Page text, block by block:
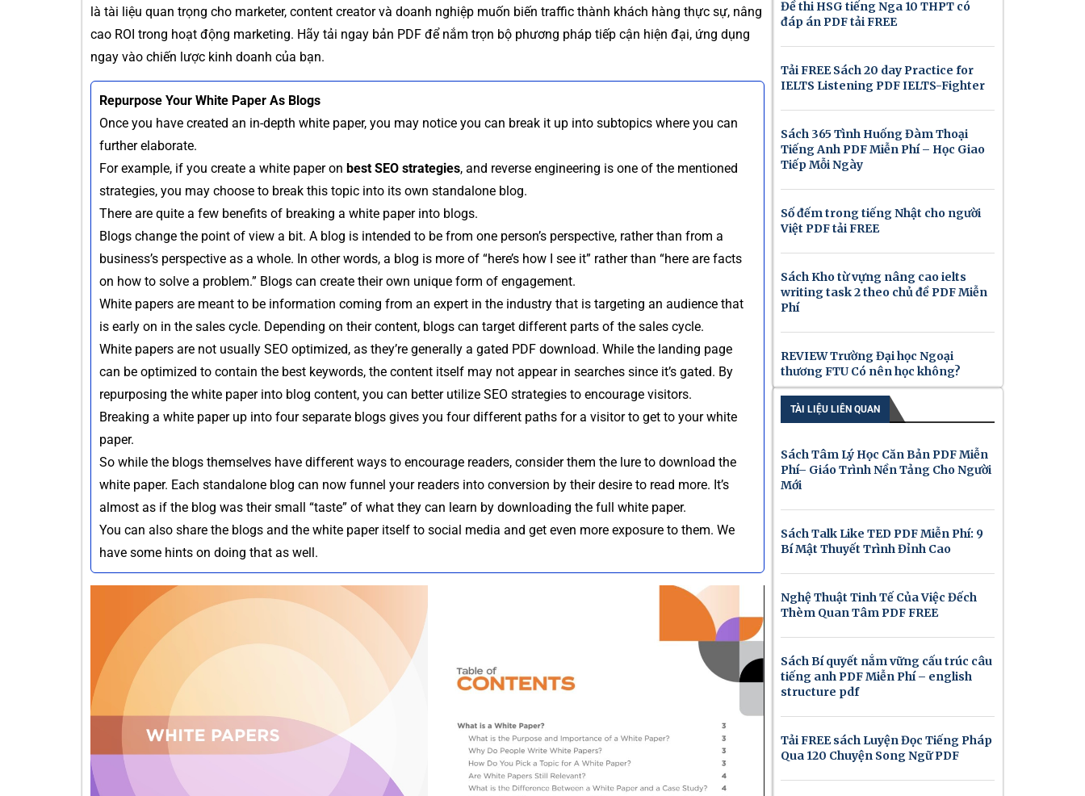
là tài liệu quan trọng cho marketer, content creator và doanh nghiệp muốn biến traffic thành khách hàng thực sự, nâng
cao ROI trong hoạt động marketing. Hãy tải ngay bản PDF để nắm trọn bộ phương pháp tiếp cận hiện đại, ứng dụng
ngay vào chiến lược kinh doanh của bạn.
Repurpose Your White Paper As Blogs
Once you have created an in-depth white paper, you may notice you can break it up into subtopics where you can
further elaborate.
For example, if you create a white paper on best SEO strategies, and reverse engineering is one of the mentioned
strategies, you may choose to break this topic into its own standalone blog.
There are quite a few benefits of breaking a white paper into blogs.
Blogs change the point of view a bit. A blog is intended to be from one person’s perspective, rather than from a
business’s perspective as a whole. In other words, a blog is more of “here’s how I see it” rather than “here are facts
on how to solve a problem.” Blogs can create their own unique form of engagement.
White papers are meant to be information coming from an expert in the industry that is targeting an audience that
is early on in the sales cycle. Depending on their content, blogs can target different parts of the sales cycle.
White papers are not usually SEO optimized, as they’re generally a gated PDF download. While the landing page
can be optimized to contain the best keywords, the content itself may not appear in searches since it’s gated. By
repurposing the white paper into blog content, you can better utilize SEO strategies to encourage visitors.
Breaking a white paper up into four separate blogs gives you four different paths for a visitor to get to your white
paper.
So while the blogs themselves have different ways to encourage readers, consider them the lure to download the
white paper. Each standalone blog can now funnel your readers into conversion by their desire to read more. It’s
almost as if the blog was their small “taste” of what they can learn by downloading the full white paper.
You can also share the blogs and the white paper itself to social media and get even more exposure to them. We
have some hints on doing that as well.
Đề thi HSG tiếng Nga 10 THPT có
đáp án PDF tải FREE
Tải FREE Sách 20 day Practice for
IELTS Listening PDF IELTS-Fighter
Sách 365 Tình Huống Đàm Thoại
Tiếng Anh PDF Miễn Phí – Học Giao
Tiếp Mỗi Ngày
Số đếm trong tiếng Nhật cho người
Việt PDF tải FREE
Sách Kho từ vựng nâng cao ielts
writing task 2 theo chủ đề PDF Miễn
Phí
REVIEW Trường Đại học Ngoại
thương FTU Có nên học không?
TÀI LIỆU LIÊN QUAN
Sách Tâm Lý Học Căn Bản PDF Miễn
Phí– Giáo Trình Nền Tảng Cho Người
Mới
Sách Talk Like TED PDF Miễn Phí: 9
Bí Mật Thuyết Trình Đỉnh Cao
Nghệ Thuật Tinh Tế Của Việc Đếch
Thèm Quan Tâm PDF FREE
Sách Bí quyết nắm vững cấu trúc câu
tiếng anh PDF Miễn Phí – english
structure pdf
Tải FREE sách Luyện Đọc Tiếng Pháp
Qua 120 Chuyện Song Ngữ PDF